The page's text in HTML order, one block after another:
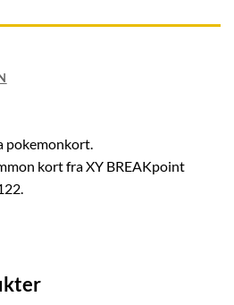
pokemonkort.
kort fra XY BREAKpoint